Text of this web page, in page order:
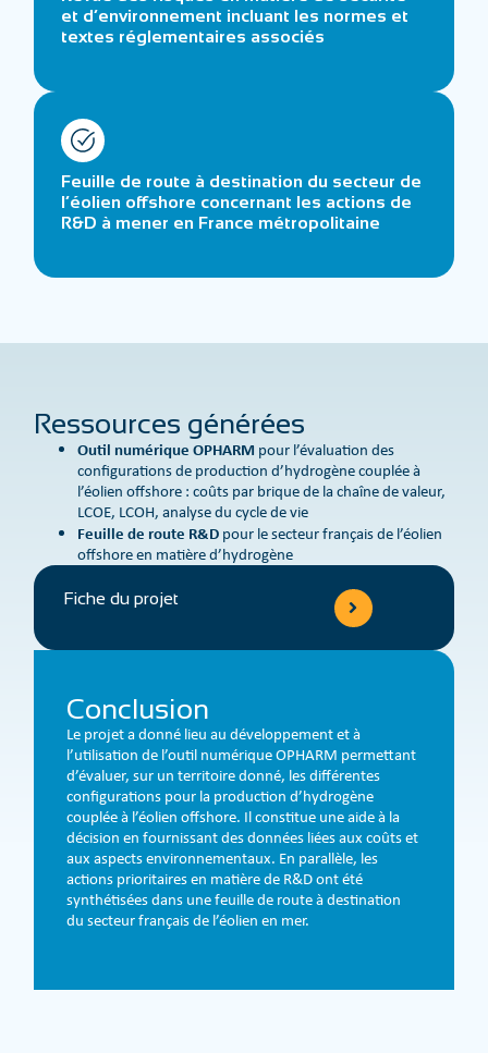
et d’environnement incluant les normes et
textes réglementaires associés
Feuille de route à destination du secteur de
l’éolien offshore concernant les actions de
R&D à mener en France métropolitaine
Ressources générées
Outil numérique OPHARM pour l’évaluation des
configurations de production d’hydrogène couplée à
l’éolien offshore : coûts par brique de la chaîne de valeur,
LCOE, LCOH, analyse du cycle de vie
Feuille de route R&D pour le secteur français de l’éolien
offshore en matière d’hydrogène
Fiche du projet
Conclusion
Le projet a donné lieu au développement et à
l’utilisation de l’outil numérique OPHARM permettant
d’évaluer, sur un territoire donné, les différentes
configurations pour la production d’hydrogène
couplée à l’éolien offshore. Il constitue une aide à la
décision en fournissant des données liées aux coûts et
aux aspects environnementaux. En parallèle, les
actions prioritaires en matière de R&D ont été
synthétisées dans une feuille de route à destination
du secteur français de l’éolien en mer.